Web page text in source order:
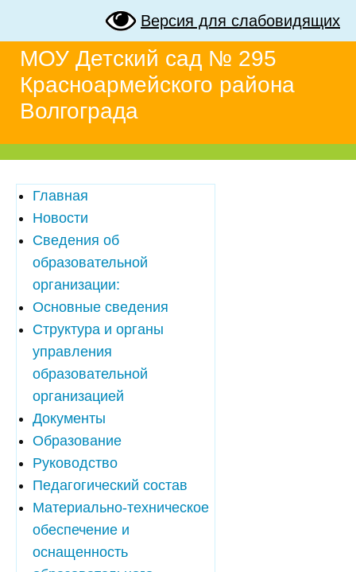
Версия для слабовидящих
МОУ Детский сад № 295
Красноармейского района
Волгограда
Главная
Новости
Сведения об
образовательной
организации:
Основные сведения
Структура и органы
управления
образовательной
организацией
Документы
Образование
Руководство
Педагогический состав
Материально-техническое
обеспечение и
оснащенность